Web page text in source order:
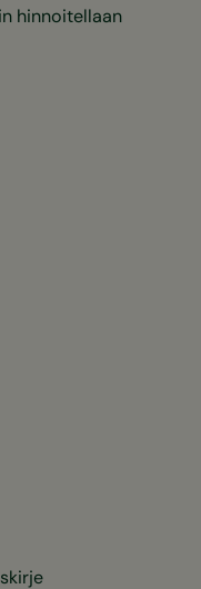
hinnoitellaan